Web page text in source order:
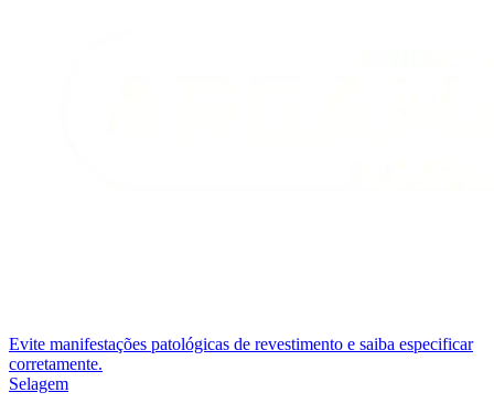
Evite manifestações patológicas de revestimento e saiba especificar
corretamente.
Selagem